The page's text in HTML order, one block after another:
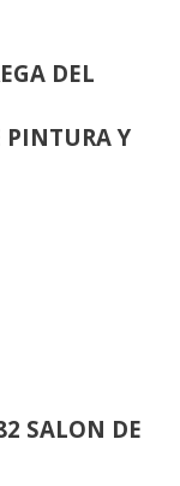
DEL
PINTURA Y
SALON DE